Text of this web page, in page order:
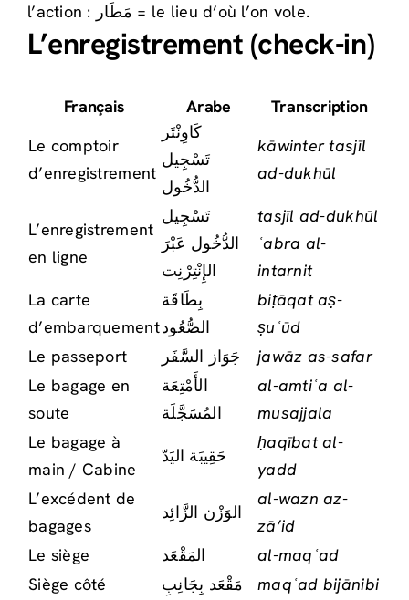
l’action : مَطَار = le lieu d’où l’on vole.
L’enregistrement (check-in)
Français Arabe
Transcription
Le comptoir
d’enregistrement
كَاوِنْتَر
تَسْجِيل
الدُّخُول
kāwinter tasjīl
ad-dukhūl
L’enregistrement
en ligne
تَسْجِيل
الدُّخُول عَبْرَ
الإِنْتِرْنِت
tasjīl ad-dukhūl
ʿabra al-
intarnit
La carte
d’embarquement
بِطَاقَة
الصُّعُود
biṭāqat aṣ-
ṣuʿūd
Le passeport
جَوَاز السَّفَر
jawāz as-safar
Le bagage en
soute
الأَمْتِعَة
المُسَجَّلَة
al-amtiʿa al-
musajjala
Le bagage à
main / Cabine
حَقِيبَة اليَدّ
ḥaqībat al-
yadd
L’excédent de
bagages
الوَزْن الزَّائِد
al-wazn az-
zā’id
Le siège
المَقْعَد
al-maqʿad
Siège côté
مَقْعَد بِجَانِبِ
maqʿad bijānibi